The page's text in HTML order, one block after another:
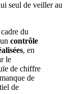
seul de veiller au
du
un contrôle
, en
le
de chiffre
de
de